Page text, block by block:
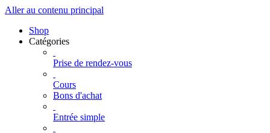
Aller au contenu principal
Shop
Catégories
Prise de rendez-vous
Cours
Bons d'achat
Entrée simple